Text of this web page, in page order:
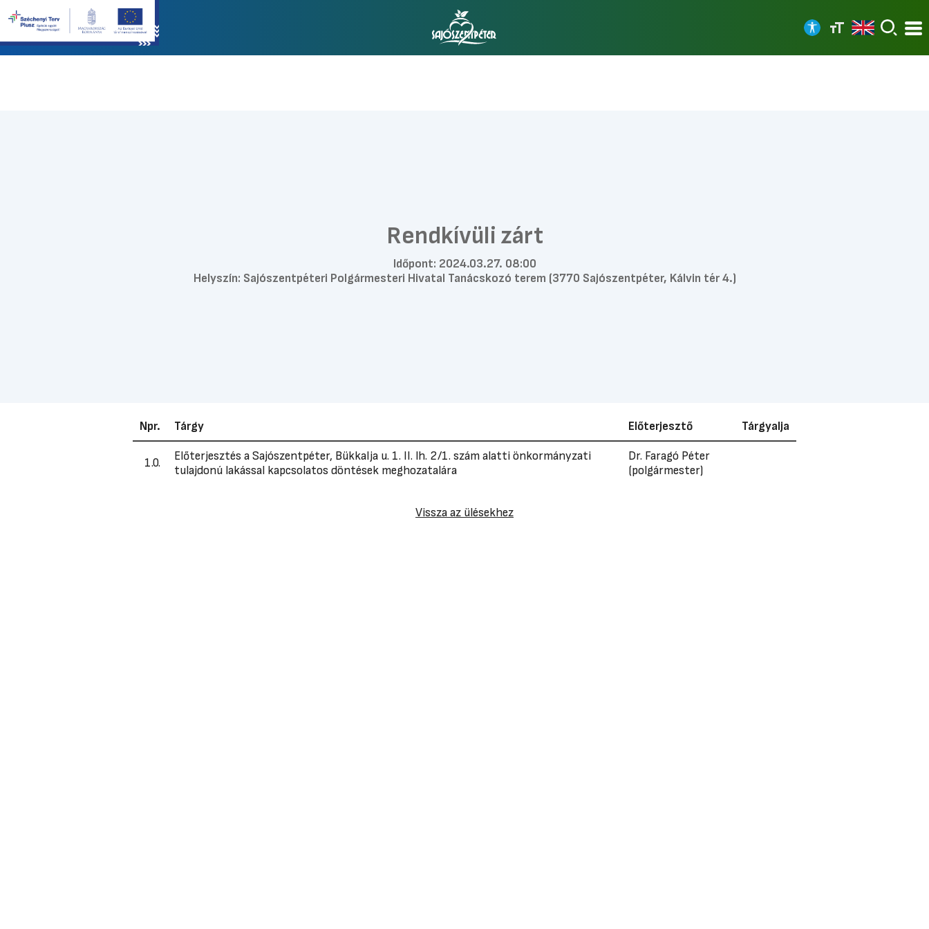
Rendkívüli zárt
Időpont: 2024.03.27. 08:00
Helyszín: Sajószentpéteri Polgármesteri Hivatal Tanácskozó terem (3770 Sajószentpéter, Kálvin tér 4.)
Npr. Tárgy Előterjesztő Tárgyalja
1.0.
Előterjesztés a Sajószentpéter, Bükkalja u. 1. II. lh. 2/1. szám alatti önkormányzati
tulajdonú lakással kapcsolatos döntések meghozatalára
Dr. Faragó Péter
(polgármester)
Vissza az ülésekhez